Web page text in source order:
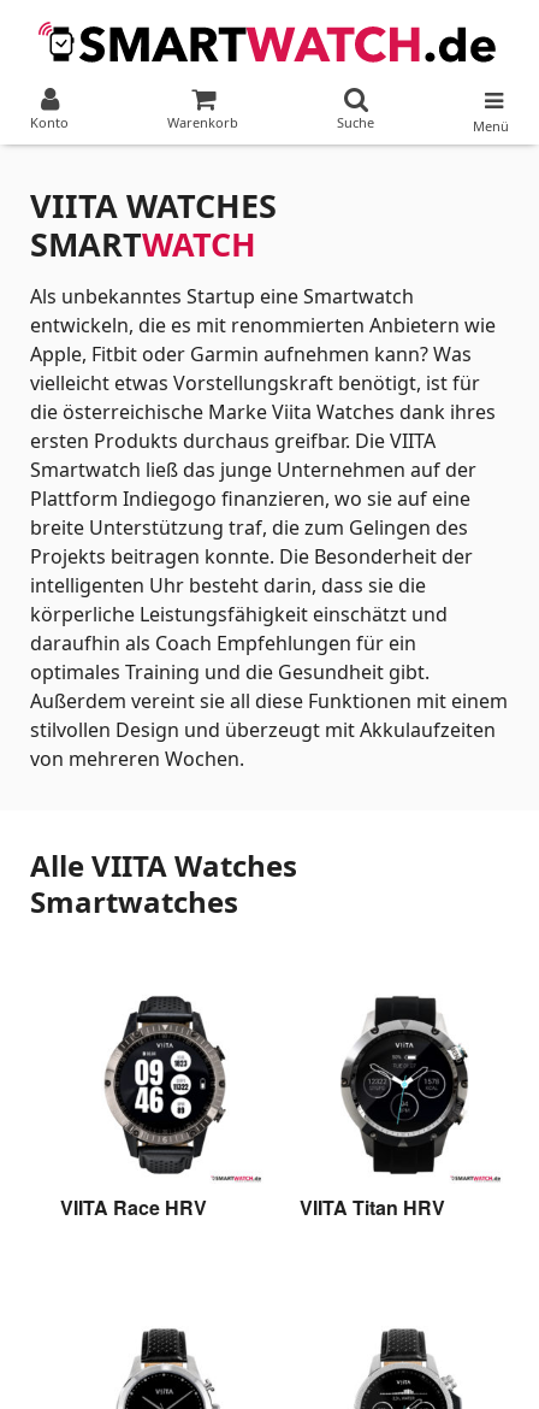
Konto Warenkorb Suche Menü
VIITA WATCHES
SMARTWATCH
Als unbekanntes Startup eine Smartwatch
entwickeln, die es mit renommierten Anbietern wie
Apple, Fitbit oder Garmin aufnehmen kann? Was
vielleicht etwas Vorstellungskraft benötigt, ist für
die österreichische Marke Viita Watches dank ihres
ersten Produkts durchaus greifbar. Die VIITA
Smartwatch ließ das junge Unternehmen auf der
Plattform Indiegogo finanzieren, wo sie auf eine
breite Unterstützung traf, die zum Gelingen des
Projekts beitragen konnte. Die Besonderheit der
intelligenten Uhr besteht darin, dass sie die
körperliche Leistungsfähigkeit einschätzt und
daraufhin als Coach Empfehlungen für ein
optimales Training und die Gesundheit gibt.
Außerdem vereint sie all diese Funktionen mit einem
stilvollen Design und überzeugt mit Akkulaufzeiten
von mehreren Wochen.
Alle VIITA Watches
Smartwatches
VIITA Race HRV
VIITA Titan HRV